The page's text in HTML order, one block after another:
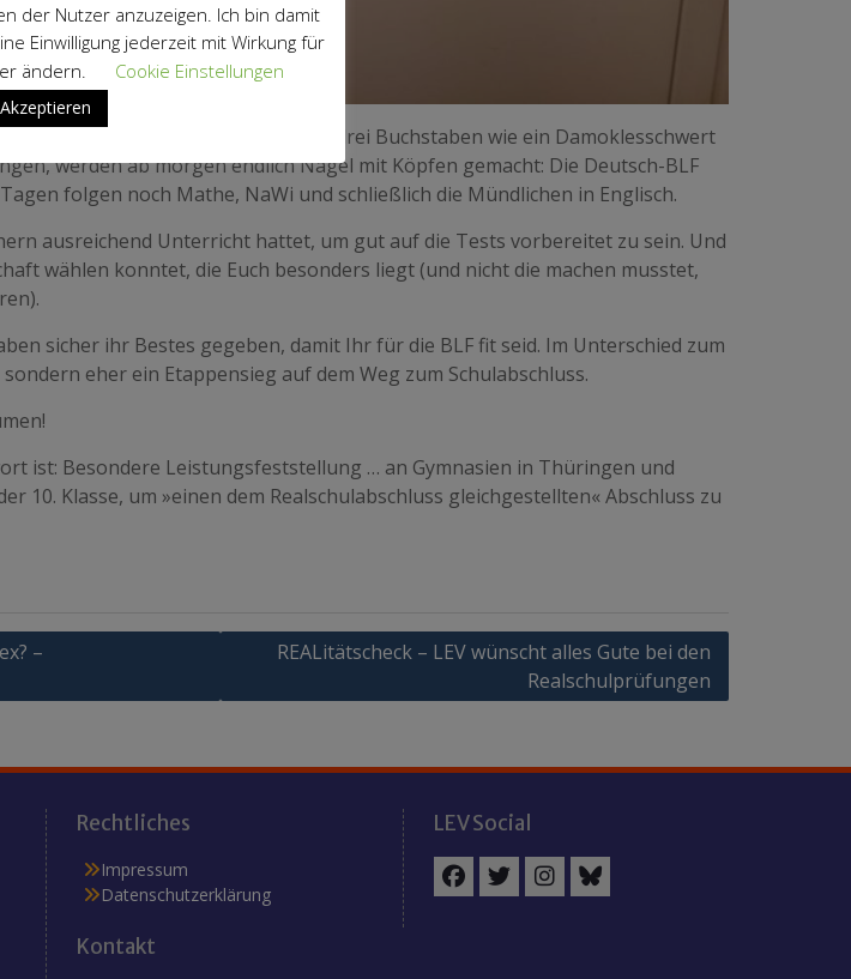
geht’s endlich los. Nachdem diese drei Buchstaben wie ein Damoklesschwert
werden ab morgen endlich Nägel mit Köpfen gemacht: Die Deutsch-BLF
folgen noch Mathe, NaWi und schließlich die Mündlichen in Englisch.
ausreichend Unterricht hattet, um gut auf die Tests vorbereitet zu sein. Und
wählen konntet, die Euch besonders liegt (und nicht die machen musstet,
sicher ihr Bestes gegeben, damit Ihr für die BLF fit seid. Im Unterschied zum
eher ein Etappensieg auf dem Weg zum Schulabschluss.
ist: Besondere Leistungsfeststellung … an Gymnasien in Thüringen und
10. Klasse, um »einen dem Realschulabschluss gleichgestellten« Abschluss zu
–
REALitätscheck – LEV wünscht alles Gute bei den
Realschulprüfungen
Rechtliches
Impressum
Datenschutzerklärung
Kontakt
LEV Social
der Nutzer anzuzeigen. Ich bin damit
Einwilligung jederzeit mit Wirkung für
ändern.
Cookie Einstellungen
Akzeptieren